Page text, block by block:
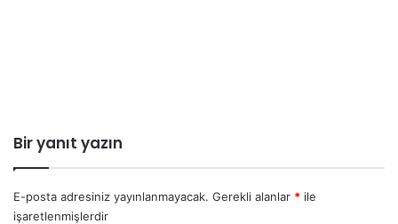
Bir yanıt yazın
E-posta adresiniz yayınlanmayacak. Gerekli alanlar * ile
işaretlenmişlerdir